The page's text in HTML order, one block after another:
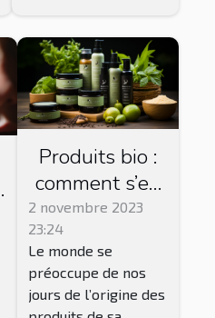
Produits bio :
comment s’en
procurer ?
2 novembre 2023
23:24
Le monde se
préoccupe de nos
jours de l’origine des